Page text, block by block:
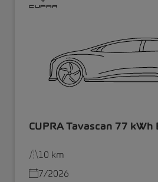
CUPRA Tavascan 77 kWh
10 km
7/2026